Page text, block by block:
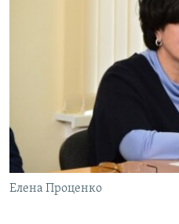
Елена Проценко